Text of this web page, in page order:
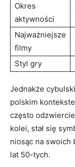
Okres
aktywności
Najważniejsze
filmy
Styl gry
Jednakże
polskim
często
kolei, stał się
niosąc na swoich
lat 50-tych.